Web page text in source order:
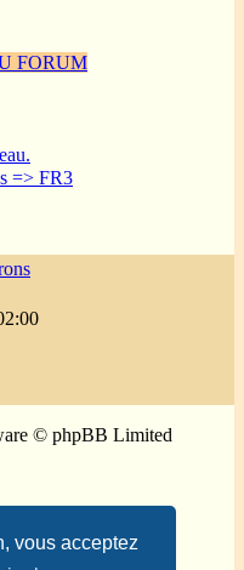
vous acceptez
FORUM
=> FR3
© phpBB Limited